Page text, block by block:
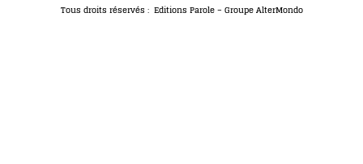
Tous droits réservés : Editions Parole – Groupe AlterMondo